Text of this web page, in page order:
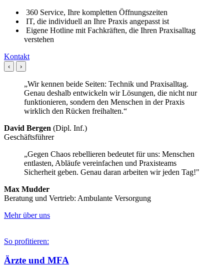
360 Service, Ihre kompletten Öffnungszeiten
IT, die individuell an Ihre Praxis angepasst ist
Eigene Hotline mit Fachkräften, die Ihren Praxisalltag
verstehen
Kontakt
‹ ›
„Wir kennen beide Seiten: Technik und Praxisalltag.
Genau deshalb entwickeln wir Lösungen, die nicht nur
funktionieren, sondern den Menschen in der Praxis
wirklich den Rücken freihalten.“
David Bergen (Dipl. Inf.)
Geschäftsführer
„Gegen Chaos rebellieren bedeutet für uns: Menschen
entlasten, Abläufe vereinfachen und Praxisteams
Sicherheit geben. Genau daran arbeiten wir jeden Tag!"
Max Mudder
Beratung und Vertrieb: Ambulante Versorgung
Mehr über uns
So profitieren:
Ärzte und MFA